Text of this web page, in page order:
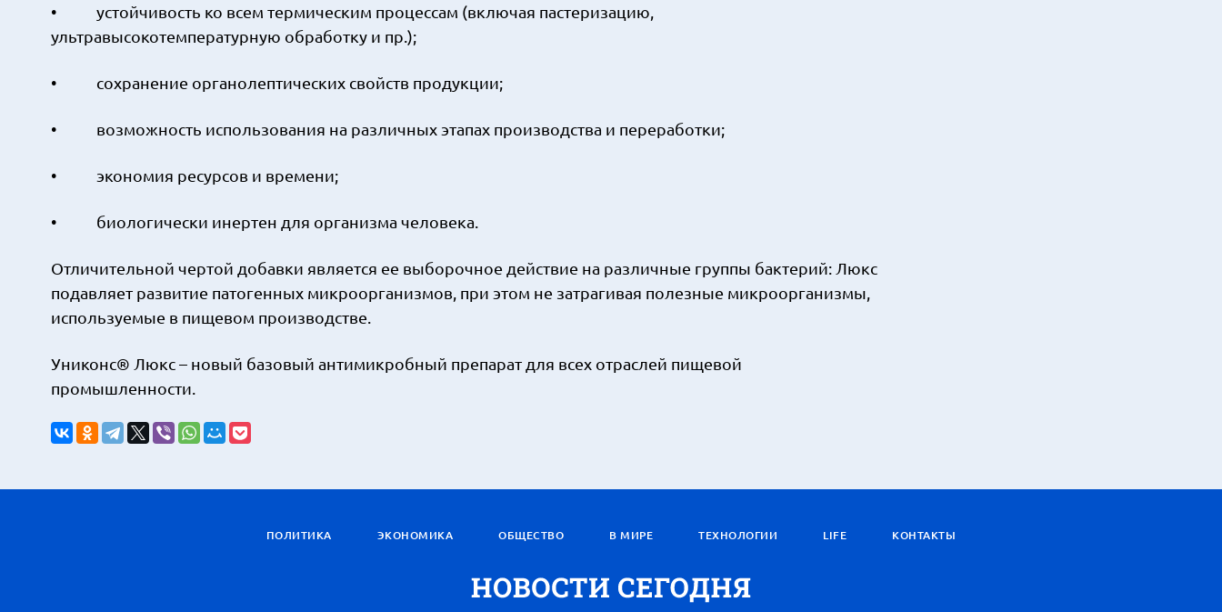
• устойчивость ко всем термическим процессам (включая пастеризацию,
ультравысокотемпературную обработку и пр.);
• сохранение органолептических свойств продукции;
• возможность использования на различных этапах производства и переработки;
• экономия ресурсов и времени;
• биологически инертен для организма человека.
Отличительной чертой добавки является ее выборочное действие на различные группы бактерий: Люкс
подавляет развитие патогенных микроорганизмов, при этом не затрагивая полезные микроорганизмы,
используемые в пищевом производстве.
Униконс® Люкс – новый базовый антимикробный препарат для всех отраслей пищевой
промышленности.
ПОЛИТИКА ЭКОНОМИКА ОБЩЕСТВО В МИРЕ ТЕХНОЛОГИИ LIFE КОНТАКТЫ